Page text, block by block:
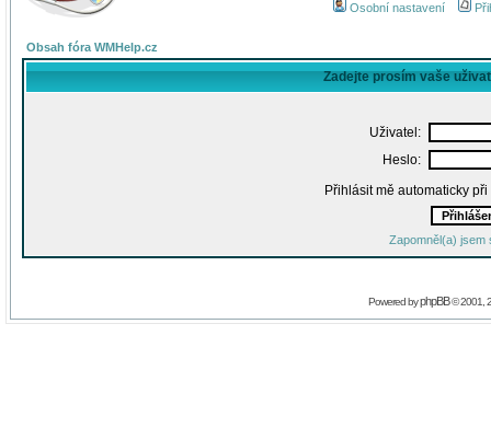
Osobní nastavení
Obsah fóra WMHelp.cz
Zadejte prosím vaše
Uživatel:
Heslo:
Přihlásit mě automaticky
Zapomněl(a) jsem
Powered byphpBB© 2001,